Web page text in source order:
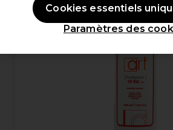
Paramètres des
Cookies essentiels